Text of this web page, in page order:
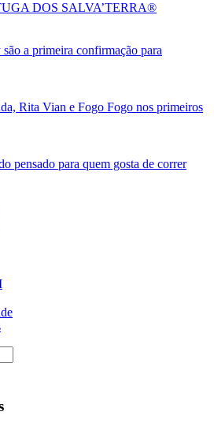
DOS SALVA’TERRA®
a primeira confirmação para
Rita Vian e Fogo Fogo nos primeiros
pensado para quem gosta de correr